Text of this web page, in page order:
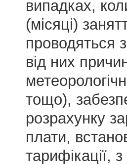
випадках,
(місяці)
проводяться
від них
тощо),
розрахунку
плати,
тарифікації,